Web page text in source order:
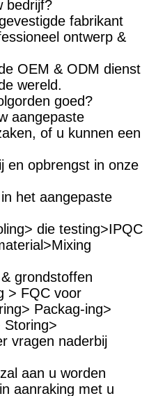
bedrijf?
fabrikant
ontwerp &
OEM & ODM dienst
wereld.
goed?
aangepaste
of u kunnen een
en opbrengst in onze
het aangepaste
die testing>IPQC
grondstoffen
> FQC voor
Packag-ing>
Storing>
vragen naderbij
aan u worden